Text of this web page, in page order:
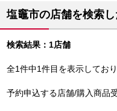
塩竈市の店舗を検索
検索結果：1店舗
全1件中1件目を表示してお
予約申込する店舗/購入商品